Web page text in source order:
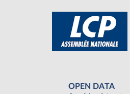
OPEN DATA